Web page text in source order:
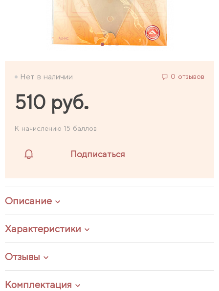
Нет в наличии 0 отзывов
510 руб.
К начислению 15 баллов
Подписаться
Описание
Характеристики
Отзывы
Комплектация